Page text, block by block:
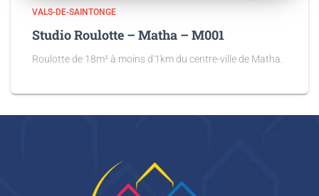
VALS-DE-SAINTONGE
Studio Roulotte – Matha – M001
Roulotte de 18m² à moins d'1km du centre-ville de Matha.